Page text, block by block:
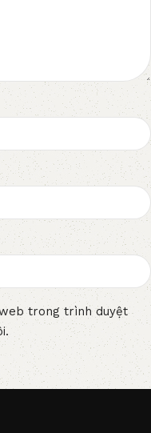
trong trình duyệt